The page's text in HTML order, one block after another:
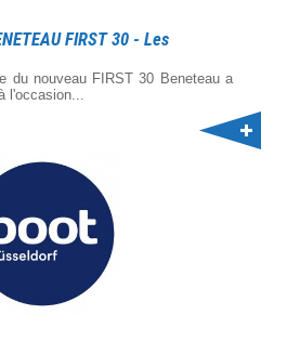
FIRST 30 - Les
du nouveau FIRST 30 Beneteau a
l'occasion...